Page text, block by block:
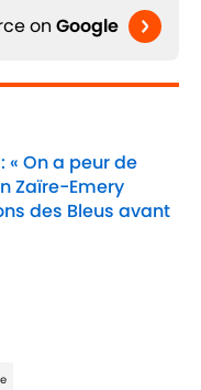
on Google
« On a peur de
Zaïre-Emery
des Bleus avant
Date